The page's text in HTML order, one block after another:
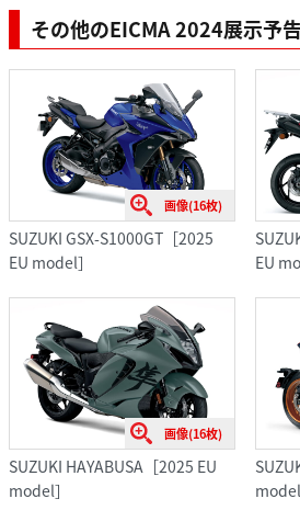
その他のEICMA 2024展示予
画像(16枚)
SUZUKI GSX-S1000GT［2025
EU model］
EU
画像(16枚)
SUZUKI HAYABUSA［2025 EU
model］
model